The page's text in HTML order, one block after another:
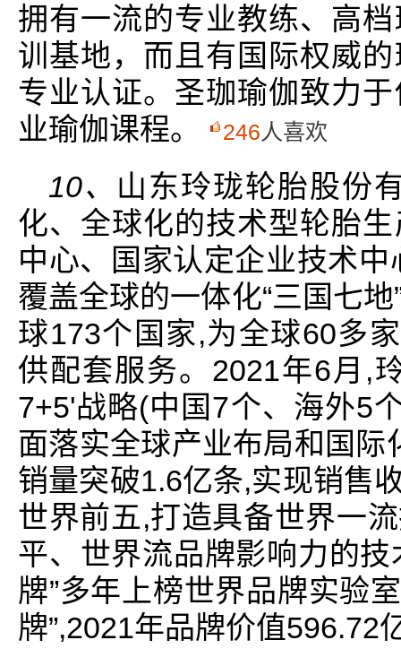
拥有一流的专业教练、高
训基地，而且有国际权威
专业认证。圣珈瑜伽致力
业瑜伽课程。
246人喜欢
10、 山东玲珑轮胎股份
化、全球化的技术型轮胎
中心、国家认定企业技术
覆盖全球的一体化“三国七
球173个国家,为全球60多
供配套服务。2021年6月,
7+5'战略(中国7个、海外5
面落实全球产业布局和国
销量突破1.6亿条,实现销售
世界前五,打造具备世界一
平、世界流品牌影响力的
牌”多年上榜世界品牌实验
牌”,2021年品牌价值596.72